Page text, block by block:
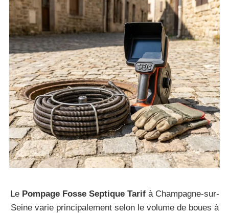
Le Pompage Fosse Septique Tarifà Champagne-sur-
Seine varie principalement selon le volume de boues à